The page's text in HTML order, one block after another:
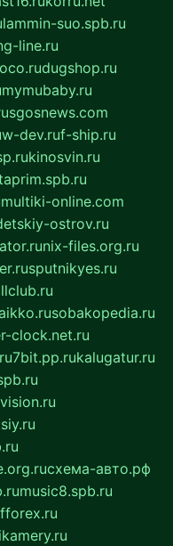
lammin-suo.spb.ru
line.ru
dugshop.ru
mymubaby.ru
w-dev.ruf-ship.ru
kinosvin.ru
multiki-online.com
ostrov.ru
nix-files.org.ru
sputnikyes.ru
sobakopedia.ru
clock.net.ru
7bit.pp.rukalugatur.ru
схема-авто.рф
music8.spb.ru